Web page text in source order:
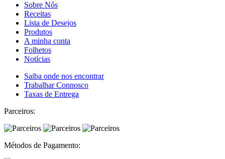
Sobre Nós
Receitas
Lista de Desejos
Produtos
A minha conta
Folhetos
Notícias
Saiba onde nos encontrar
Trabalhar Connosco
Taxas de Entrega
Parceiros:
Métodos de Pagamento: